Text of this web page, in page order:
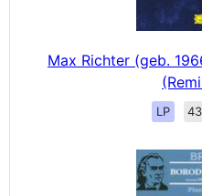
Max Richter (geb.
LP